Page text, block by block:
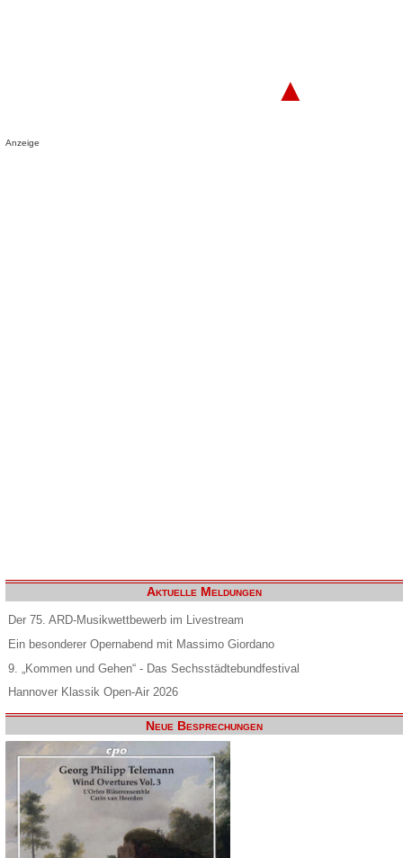
▲
Anzeige
Aktuelle Meldungen
Der 75. ARD-Musikwettbewerb im Livestream
Ein besonderer Opernabend mit Massimo Giordano
9. „Kommen und Gehen“ - Das Sechsstädtebundfestival
Hannover Klassik Open-Air 2026
Neue Besprechungen